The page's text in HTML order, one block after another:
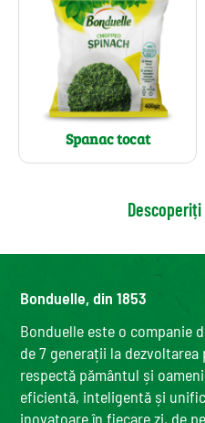
Spanac tocat
Bonduelle, din 1853
Bonduelle este o companie
de 7 generații la
respectă pământul și
eficientă, inteligentă și
inovatoare în fiecare zi, de